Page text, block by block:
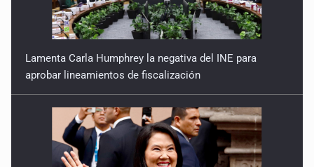
Lamenta Carla Humphrey la negativa del INE para
aprobar lineamientos de fiscalización